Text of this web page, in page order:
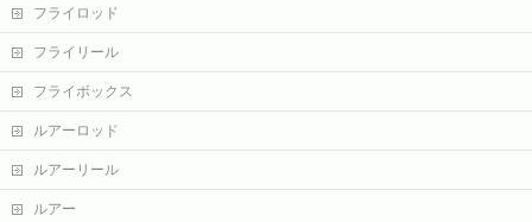
フライロッド
フライリール
フライボックス
ルアーロッド
ルアーリール
ルアー